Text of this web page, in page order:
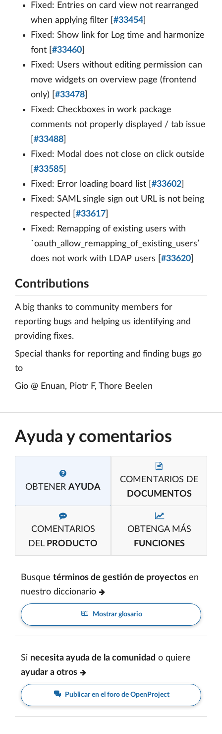
Fixed: Entries on card view not rearranged
when applying filter [ #33454
Fixed: Show link for Log time and harmonize
font [ #33460
Fixed: Users without editing permission can
move widgets on overview page (frontend
only) [ #33478
Fixed: Checkboxes in work package
comments not properly displayed / tab issue
#33488
Fixed: Modal does not close on click outside
#33585
Fixed: Error loading board list [ #33602
Fixed: SAML single sign out URL is not being
respected [ #33617
Fixed: Remapping of existing users with
`oauth_allow_remapping_of_existing_users’
does not work with LDAP users [ #33620
Contributions
A big thanks to community members for
reporting bugs and helping us identifying and
providing fixes.
Special thanks for reporting and finding bugs go
to
Gio @ Enuan, Piotr F, Thore Beelen
Ayuda y comentarios
OBTENER AYUDA
COMENTARIOS DE
DOCUMENTOS
COMENTARIOS
DEL PRODUCTO
OBTENGA MÁS
FUNCIONES
Busque términos de gestión de proyectos en
nuestro diccionario
Mostrar glosario
Si necesita ayuda de la comunidad o quiere
ayudar a otros
Publicar en el foro de OpenProject